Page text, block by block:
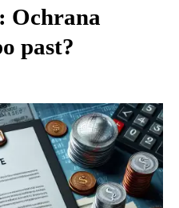
Ochrana
past?